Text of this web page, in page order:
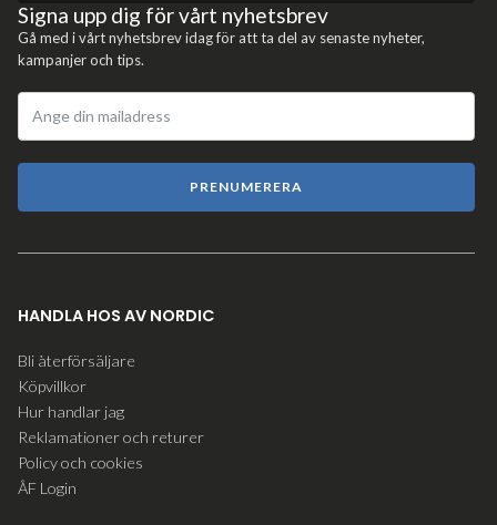
Signa upp dig för vårt nyhetsbrev
Gå med i vårt nyhetsbrev idag för att ta del av senaste nyheter,
kampanjer och tips.
PRENUMERERA
HANDLA HOS AV NORDIC
Bli återförsäljare
Köpvillkor
Hur handlar jag
Reklamationer och returer
Policy och cookies
ÅF Login